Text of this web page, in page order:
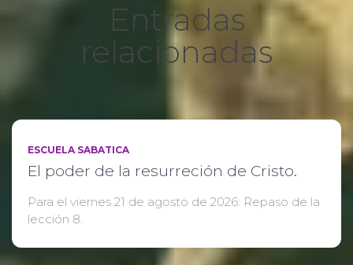
Entradas
relacionadas
ESCUELA SABATICA
El poder de la resurreción de Cristo.
Para el viernes 21 de agosto de 2026: Repaso de la
lección 8.